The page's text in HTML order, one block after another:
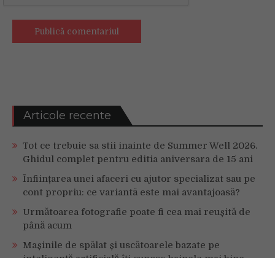
Articole recente
Tot ce trebuie sa stii inainte de Summer Well 2026.
Ghidul complet pentru editia aniversara de 15 ani
Înființarea unei afaceri cu ajutor specializat sau pe
cont propriu: ce variantă este mai avantajoasă?
Următoarea fotografie poate fi cea mai reușită de
până acum
Mașinile de spălat și uscătoarele bazate pe